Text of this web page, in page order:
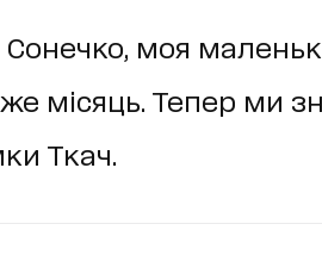
моя
місяць. Тепер ми
Ткач.